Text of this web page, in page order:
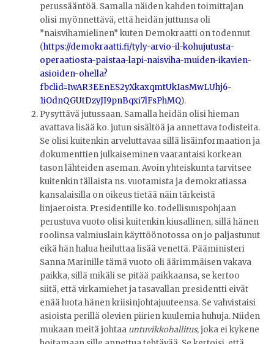
perussääntöä. Samalla näiden kahden toimittajan
olisi myönnettävä, että heidän juttunsa oli
”naisvihamielinen” kuten Demokraatti on todennut
(https://demokraatti.fi/tyly-arvio-il-kohujutusta-
operaatiosta-paistaa-lapi-naisviha-muiden-ikavien-
asioiden-ohella?
fbclid=IwAR3EEnES2yXkaxqmtUkIasMwLUhj6-
1iOdnQGUtDzyJI9pnBqxi7lFsPhMQ).
Pysyttävä jutussaan. Samalla heidän olisi hieman
avattava lisää ko. jutun sisältöä ja annettava todisteita.
Se olisi kuitenkin arveluttavaa sillä lisäinformaation ja
dokumenttien julkaiseminen vaarantaisi korkean
tason lähteiden aseman. Avoin yhteiskunta tarvitsee
kuitenkin tällaista ns. vuotamista ja demokratiassa
kansalaisilla on oikeus tietää näin tärkeistä
linjaeroista. Presidentille ko. todellisuuspohjaan
perustuva vuoto olisi kuitenkin kiusallinen, sillä hänen
roolinsa valmiuslain käyttöönotossa on jo paljastunut
eikä hän halua heiluttaa lisää venettä. Pääministeri
Sanna Marinille tämä vuoto oli äärimmäisen vakava
paikka, sillä mikäli se pitää paikkaansa, se kertoo
siitä, että virkamiehet ja tasavallan presidentti eivät
enää luota hänen kriisinjohtajuuteensa. Se vahvistaisi
asioista perillä olevien piirien kuulemia huhuja. Niiden
mukaan meitä johtaa untuvikkohallitus, joka ei kykene